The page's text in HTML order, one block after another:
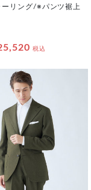
ーリング/※パンツ裾上
税込